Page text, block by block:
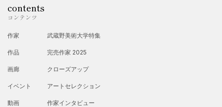
contents
コンテンツ
作家
作品
画廊
イベント
動画
武蔵野美術大学特集
完売作家 2025
クローズアップ
アートセレクション
作家インタビュー